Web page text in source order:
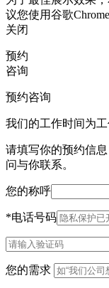
议您使用谷歌
关闭
预约
咨询
预约咨询
我们的工作时间为工
请填写你的预约信
问与你联系。
您的称呼
*电话号码
您的需求